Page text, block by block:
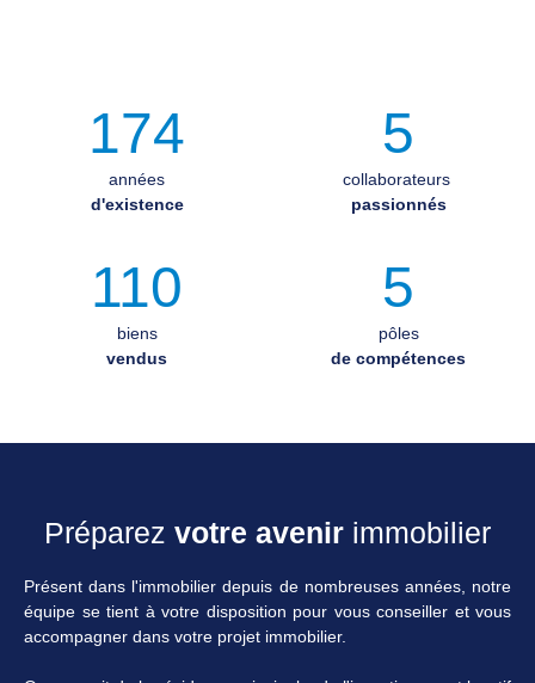
174
années
d'existence
5
collaborateurs
passionnés
110
biens
vendus
5
pôles
de compétences
Préparez votre avenir immobilier
Présent dans l'immobilier depuis de nombreuses années, notre
équipe se tient à votre disposition pour vous conseiller et vous
accompagner dans votre projet immobilier.